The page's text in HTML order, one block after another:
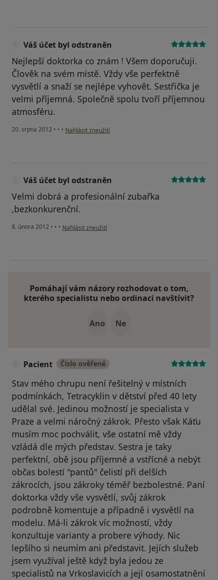
Váš účet byl odstraněn
Nejlepší doktorka co znám ! Všem doporučuji.
Člověk na svém místě. Vždy vše perfektně
vysvětlí a snaží se nejlépe vyhovět. Sestřička je
velmi příjemná. Společně spolu tvoří příjemnou
atmosféru.
20. srpna 2012 • • • podle názoru uživatele Váš účet byl odstraněn
Nahlásit zneužití
Váš účet byl odstraněn
Velmi dobrá a profesionální zubařka
,bezkonkurenční.
8. února 2012 • • • podle názoru uživatele Váš účet byl odstraněn
Nahlásit zneužití
Pomáhají vám názory rozhodovat o tom,
kterého specialistu nebo ordinaci navštívit?
Ano Ne
Pacient Číslo ověřené
Stav mého chrupu není řešitelný v místních
podmínkách, Tetracyklin v dětství před 40 lety
udělal své. Jedinou možností je specialista v
Praze a velmi náročný zákrok. Přesto však Káťu
musím moc pochválit, vše ostatní mě vždy
vzládá dle mých představ. Sestra je taky
perfektní, obě jsou příjemné a vstřícné a nebýt
občas bolestí "pantů" čelistí při delších
zákrocích, jsou zákroky téměř bezbolestné. Paní
doktorka vždy vše vysvětlí, svůj zákrok
podrobně komentuje a případně i vysvětlí na
modelu. Má-li zákrok víc možností, vždy
konzultuje varianty a probere výhody. Nic
lepšího si neumím ani představit. Jejích služeb
jsem využíval ještě když byla jedou ze
specialistů na Vrkoslavicích a její osamostatnění